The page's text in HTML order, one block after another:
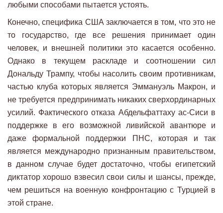
любыми способами пытается устоять.
Конечно, специфика США заключается в том, что это не
то государство, где все решения принимает один
человек, и внешней политики это касается особенно.
Однако в текущем раскладе и соотношении сил
Дональду Трампу, чтобы насолить своим противникам,
частью клуба которых является Эммануэль Макрон, и
не требуется предпринимать никаких сверхординарных
усилий. Фактического отказа Абдельфаттаху ас-Сиси в
поддержке в его возможной ливийской авантюре и
даже формальной поддержки ПНС, которая и так
является международно признанным правительством,
в данном случае будет достаточно, чтобы египетский
диктатор хорошо взвесил свои силы и шансы, прежде,
чем решиться на военную конфронтацию с Турцией в
этой стране.